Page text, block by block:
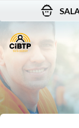
Aller au
Aller à la
Aller à la